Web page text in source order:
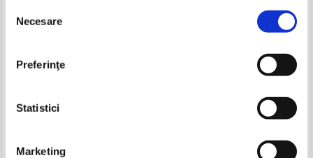
consimțământului
Necesare
Preferinţe
Statistici
Marketing
Romain Rolland - Oeuvres
Adaugă în coș
Daniel S. Burt - 100 cei mai mari
-35%